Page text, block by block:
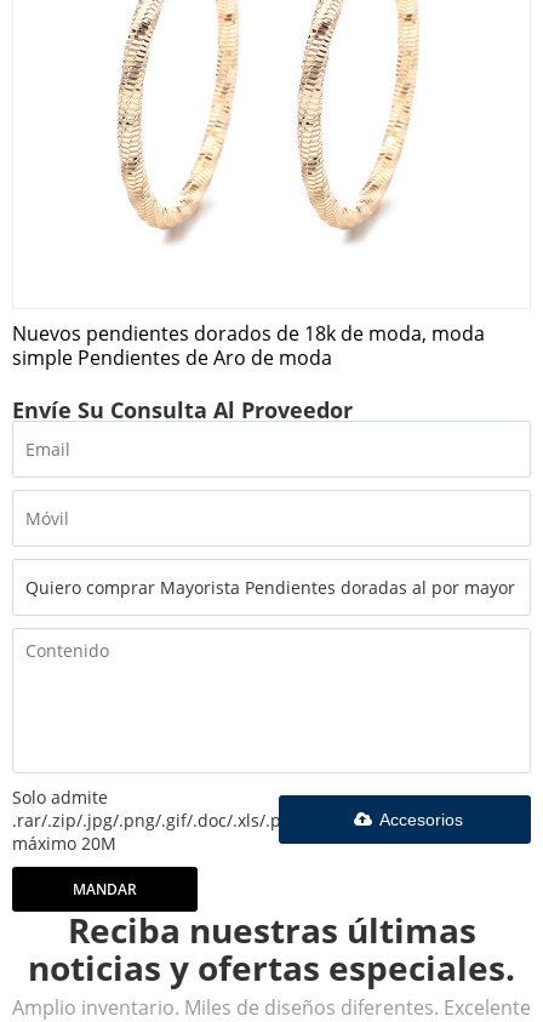
Nuevos pendientes dorados de 18k de moda, moda
simple Pendientes de Aro de moda
Envíe Su Consulta Al Proveedor
Solo admite
.rar/.zip/.jpg/.png/.gif/.doc/.xls/.pdf,
máximo 20M
Accesorios
MANDAR
Reciba nuestras últimas
noticias y ofertas especiales.
Amplio inventario. Miles de diseños diferentes. Excelente